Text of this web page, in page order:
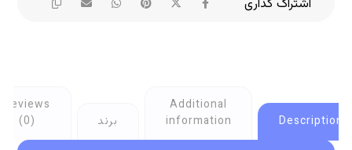
Description
Additional
information
برند
Reviews
(0)